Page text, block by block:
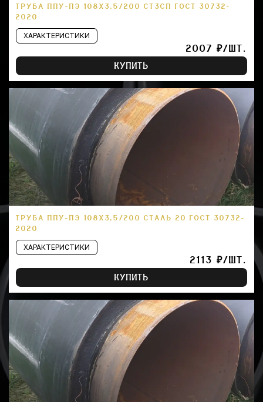
ТРУБА ППУ-ПЭ 108Х3,5/200 СТ3СП ГОСТ 30732-
2020
ХАРАКТЕРИСТИКИ
2007 ₽/ШТ.
КУПИТЬ
ТРУБА ППУ-ПЭ 108Х3,5/200 СТАЛЬ 20 ГОСТ 30732-
2020
ХАРАКТЕРИСТИКИ
2113 ₽/ШТ.
КУПИТЬ